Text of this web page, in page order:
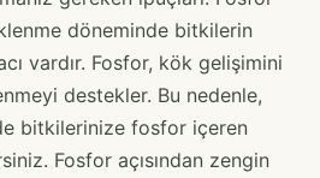
döneminde bitkilerin
vardır. Fosfor, kök gelişimini
destekler. Bu nedenle,
bitkilerinize fosfor içeren
Fosfor açısından zengin